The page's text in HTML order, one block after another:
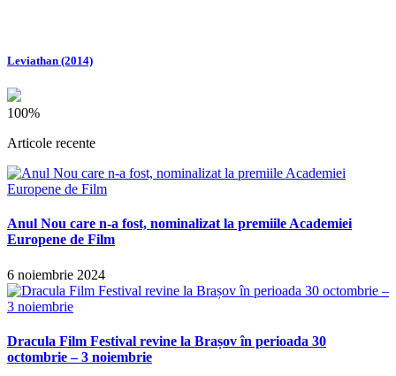
Leviathan (2014)
100%
Articole recente
Anul Nou care n-a fost, nominalizat la premiile Academiei
Europene de Film
6 noiembrie 2024
Dracula Film Festival revine la Brașov în perioada 30
octombrie – 3 noiembrie